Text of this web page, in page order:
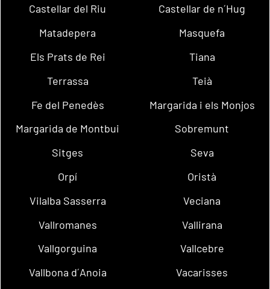
Castellar del Riu
Castellar de n´Hug
Matadepera
Masquefa
Els Prats de Rei
Tiana
Terrassa
Teià
Fe del Penedès
Margarida i els Monjos
Margarida de Montbui
Sobremunt
Sitges
Seva
Orpí
Oristà
Vilalba Sasserra
Veciana
Vallromanes
Vallirana
Vallgorguina
Vallcebre
Vallbona d´Anoia
Vacarisses